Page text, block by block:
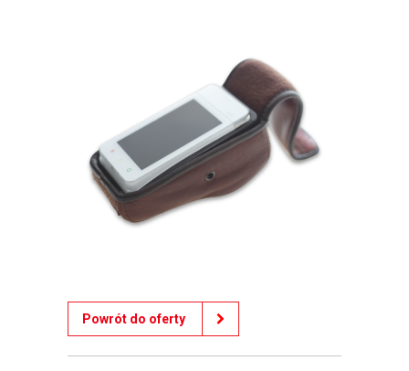
Powrót do oferty